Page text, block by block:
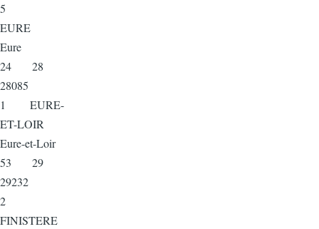
5
EURE
Eure
24 28
28085
1 EURE-
ET-LOIR
Eure-et-Loir
53 29
29232
2
FINISTERE